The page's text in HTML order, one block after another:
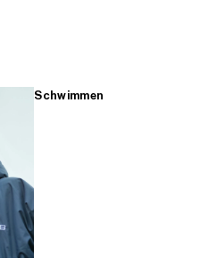
Schwimmen